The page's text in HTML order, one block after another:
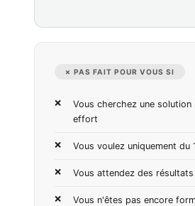
✗ PAS FAIT POUR VOUS SI
Vous cherchez une solution
effort
Vous voulez uniquement du
Vous attendez des
Vous n'êtes pas encore